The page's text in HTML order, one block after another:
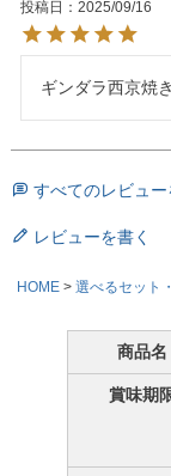
投稿日
2025/09/16
ギンダラ西京焼
すべてのレビュー
レビューを書く
HOME 選べるセット
商品名
賞味期